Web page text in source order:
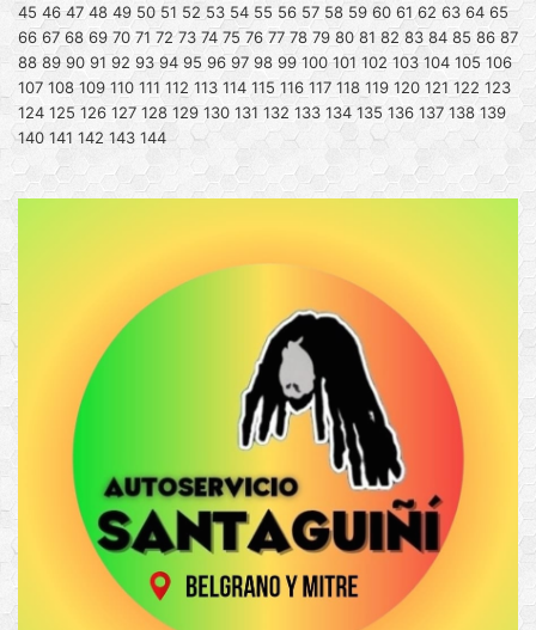
45 46 47 48 49 50 51 52 53 54 55 56 57 58 59 60 61 62 63 64 65
66 67 68 69 70 71 72 73 74 75 76 77 78 79 80 81 82 83 84 85 86 87
88 89 90 91 92 93 94 95 96 97 98 99 100 101 102 103 104 105 106
107 108 109 110 111 112 113 114 115 116 117 118 119 120 121 122 123
124 125 126 127 128 129 130 131 132 133 134 135 136 137 138 139
140 141 142 143 144